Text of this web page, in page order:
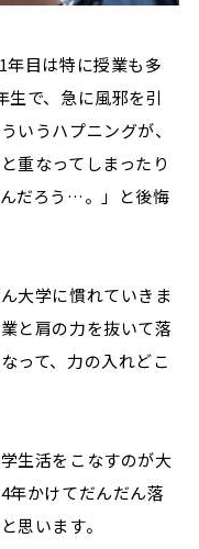
年目は特に授業も多
生で、急に風邪を引
いうハプニングが、
重なってしまったり
だろう…。」と後悔
大学に慣れていきま
と肩の力を抜いて落
って、力の入れどこ
生活をこなすのが大
年かけてだんだん落
思います。